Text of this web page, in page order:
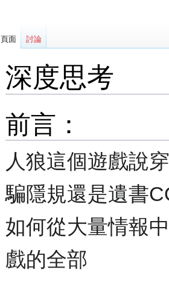
深度思考
跳
至
導
跳
至
搜
前言：
人狼這個遊戲說
騙隱規還是遺書
如何從大量情報
戲的全部
頁面 討論